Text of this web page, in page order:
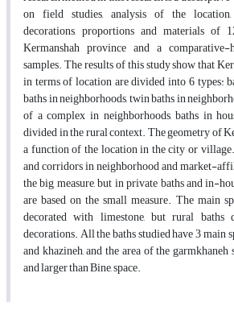
on field studies, analysis of the location,
decorations, proportions and materials of
Kermanshah province and a
samples. The results of this study show that
in terms of location are divided into 6 types:
baths in neighborhoods, twin baths in
of a complex in neighborhoods, baths in
divided in the rural context. The geometry of
a function of the location in the city or
and corridors in neighborhood and market-
the big measure, but in private baths and in-
are based on the small measure. The main
decorated with limestone, but rural baths
decorations. All the baths studied have 3 main
and khazineh, and the area of ​​the
and larger than Bine, space.